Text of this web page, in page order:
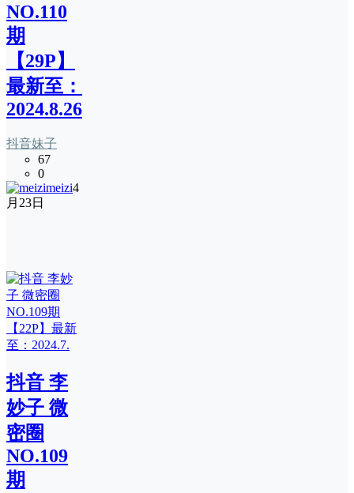
NO.110
期
【29P】
最新至：
2024.8.26
抖音妹子
67
0
meizi4
月23日
抖音 李
妙子 微
密圈
NO.109
期